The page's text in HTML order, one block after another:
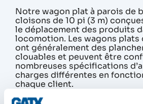
Notre wagon plat à parois de
cloisons de 10 pi (3 m)
le déplacement des produits
locomotion. Les wagons plats
ont généralement des
clouables et peuvent être
nombreuses spécifications
charges différentes en
chaque client.